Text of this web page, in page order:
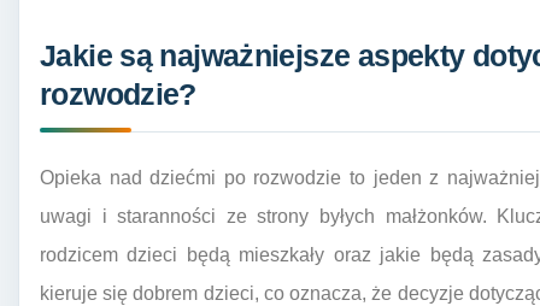
Jakie są najważniejsze aspekty
rozwodzie?
Opieka nad dziećmi po rozwodzie to jeden z
uwagi i staranności ze strony byłych małżonków.
rodzicem dzieci będą mieszkały oraz jakie będą
kieruje się dobrem dzieci, co oznacza, że decyzje